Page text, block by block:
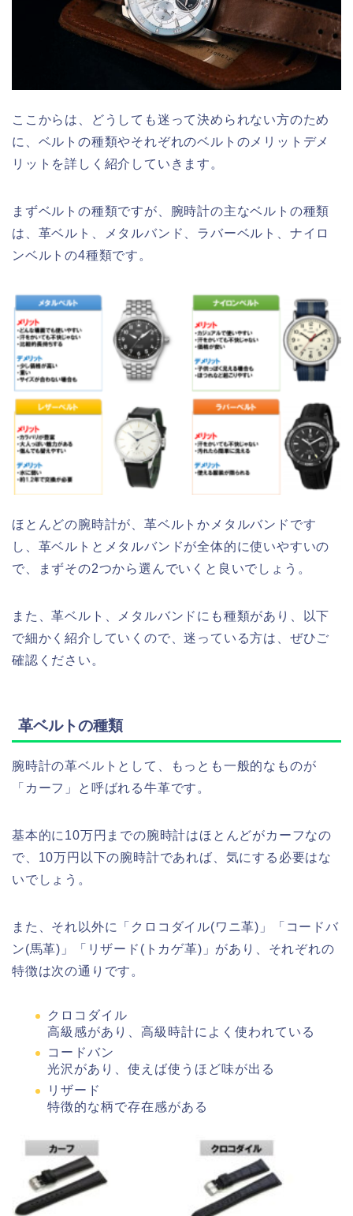
ここからは、どうしても迷って決められない方のため
に、ベルトの種類やそれぞれのベルトのメリットデメ
リットを詳しく紹介していきます。
まずベルトの種類ですが、腕時計の主なベルトの種類
は、革ベルト、メタルバンド、ラバーベルト、ナイロ
ンベルトの4種類です。
ほとんどの腕時計が、革ベルトかメタルバンドです
し、革ベルトとメタルバンドが全体的に使いやすいの
で、まずその2つから選んでいくと良いでしょう。
また、革ベルト、メタルバンドにも種類があり、以下
で細かく紹介していくので、迷っている方は、ぜひご
確認ください。
革ベルトの種類
腕時計の革ベルトとして、もっとも一般的なものが
「カーフ」と呼ばれる牛革です。
基本的に10万円までの腕時計はほとんどがカーフなの
で、10万円以下の腕時計であれば、気にする必要はな
いでしょう。
また、それ以外に「クロコダイル(ワニ革)」「コードバ
ン(馬革)」「リザード(トカゲ革)」があり、それぞれの
特徴は次の通りです。
クロコダイル
高級感があり、高級時計によく使われている
コードバン
光沢があり、使えば使うほど味が出る
リザード
特徴的な柄で存在感がある